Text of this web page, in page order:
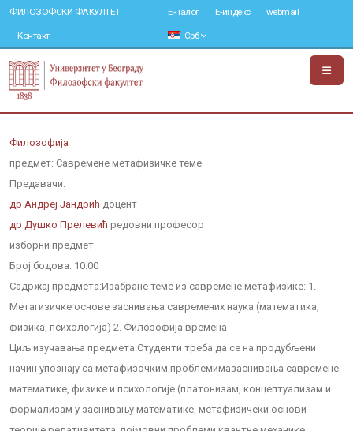
ФИЛОЗОФСКИ ФАКУЛТЕТ
Контакт
Е-налог Е-индекс webmail
Срб
Филозофија
предмет: Савремене метафизичке теме
Предавачи:
др Андреј Јандрић доцент
др Душко Прелевић редовни професор
изборни предмет
Број бодова: 10.00
Садржај предмета:Изабране теме из савремене метафизике: 1.
Метагизичке основе заснивања савремених наука (математика,
физика, психологија) 2. Филозофија времена
Циљ изучавања предмета:Студенти треба да се на продубљени
начин упознају са метафизочким проблемимазаснивања савремене
математике, физике и психологије (платонизам, концептуализам и
формализам у заснивању математике, метафизичеки основи